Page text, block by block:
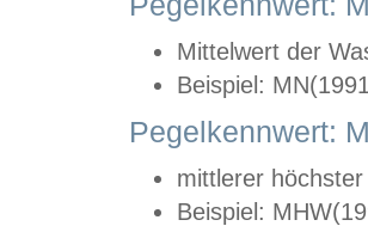
Mittelwert der
Beispiel:
Pegelkennwert:
mittlerer
Beispiel: